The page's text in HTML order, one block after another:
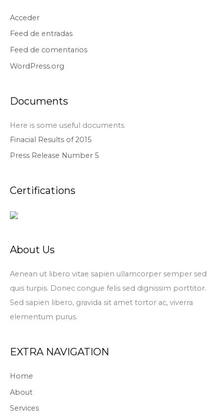
Acceder
Feed de entradas
Feed de comentarios
WordPress.org
Documents
Here is some useful documents
Finacial Results of 2015
Press Release Number 5
Certifications
About Us
Aenean ut libero vitae sapien ullamcorper semper sed
quis turpis. Donec congue felis sed dignissim porttitor.
Sed sapien libero, gravida sit amet tortor ac, viverra
elementum purus.
EXTRA NAVIGATION
Home
About
Services